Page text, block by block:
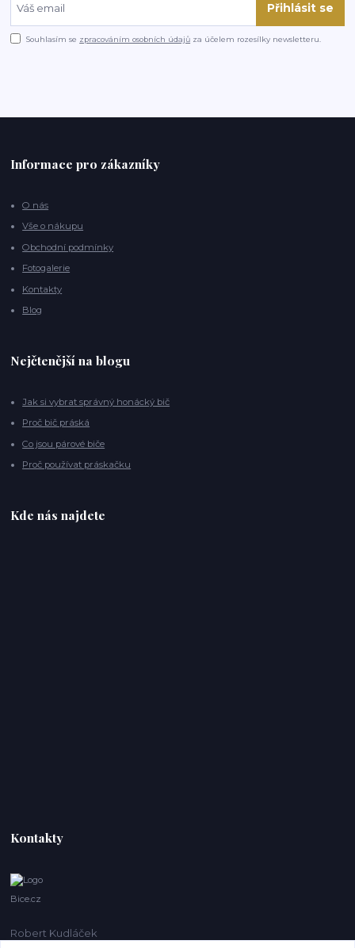
Přihlásit se
Souhlasím se zpracováním osobních údajů za účelem rozesílky newsletteru.
Informace pro zákazníky
O nás
Vše o nákupu
Obchodní podmínky
Fotogalerie
Kontakty
Blog
Nejčtenější na blogu
Jak si vybrat správný honácký bič
Proč bič práská
Co jsou párové biče
Proč používat práskačku
Kde nás najdete
Kontakty
Bice.cz
Robert Kudláček